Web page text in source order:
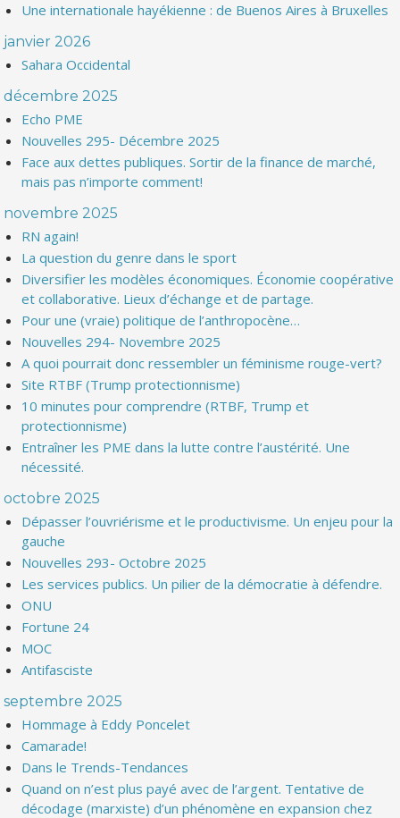
Une internationale hayékienne : de Buenos Aires à Bruxelles
janvier 2026
Sahara Occidental
décembre 2025
Echo PME
Nouvelles 295- Décembre 2025
Face aux dettes publiques. Sortir de la finance de marché,
mais pas n’importe comment!
novembre 2025
RN again!
La question du genre dans le sport
Diversifier les modèles économiques. Économie coopérative
et collaborative. Lieux d’échange et de partage.
Pour une (vraie) politique de l’anthropocène…
Nouvelles 294- Novembre 2025
A quoi pourrait donc ressembler un féminisme rouge-vert?
Site RTBF (Trump protectionnisme)
10 minutes pour comprendre (RTBF, Trump et
protectionnisme)
Entraîner les PME dans la lutte contre l’austérité. Une
nécessité.
octobre 2025
Dépasser l’ouvriérisme et le productivisme. Un enjeu pour la
gauche
Nouvelles 293- Octobre 2025
Les services publics. Un pilier de la démocratie à défendre.
ONU
Fortune 24
MOC
Antifasciste
septembre 2025
Hommage à Eddy Poncelet
Camarade!
Dans le Trends-Tendances
Quand on n’est plus payé avec de l’argent. Tentative de
décodage (marxiste) d’un phénomène en expansion chez